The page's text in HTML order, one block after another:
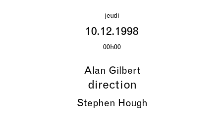
jeudi
10.12.1998
00h00
Alan Gilbert
direction
Stephen Hough